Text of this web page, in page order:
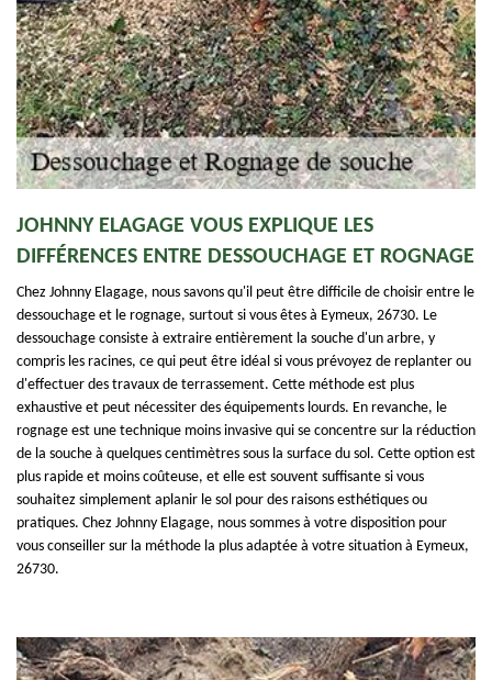
JOHNNY ELAGAGE VOUS EXPLIQUE LES
DIFFÉRENCES ENTRE DESSOUCHAGE ET ROGNAGE
Chez Johnny Elagage, nous savons qu'il peut être difficile de choisir entre le
dessouchage et le rognage, surtout si vous êtes à Eymeux, 26730. Le
dessouchage consiste à extraire entièrement la souche d'un arbre, y
compris les racines, ce qui peut être idéal si vous prévoyez de replanter ou
d'effectuer des travaux de terrassement. Cette méthode est plus
exhaustive et peut nécessiter des équipements lourds. En revanche, le
rognage est une technique moins invasive qui se concentre sur la réduction
de la souche à quelques centimètres sous la surface du sol. Cette option est
plus rapide et moins coûteuse, et elle est souvent suffisante si vous
souhaitez simplement aplanir le sol pour des raisons esthétiques ou
pratiques. Chez Johnny Elagage, nous sommes à votre disposition pour
vous conseiller sur la méthode la plus adaptée à votre situation à Eymeux,
26730.